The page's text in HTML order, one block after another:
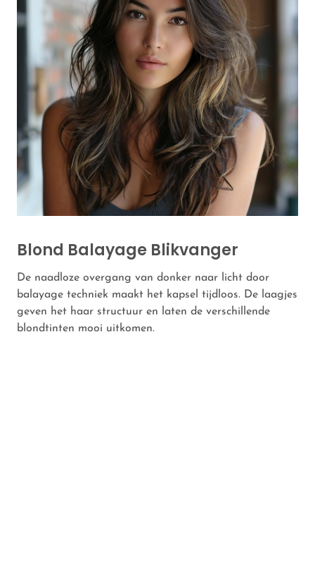
Blond Balayage Blikvanger
De naadloze overgang van donker naar licht door
balayage techniek maakt het kapsel tijdloos. De laagjes
geven het haar structuur en laten de verschillende
blondtinten mooi uitkomen.